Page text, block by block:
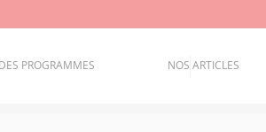
PROGRAMMES NOS ARTICLES